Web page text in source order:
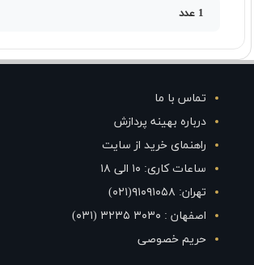
1 عدد
تماس با ما
درباره بهینه پردازش
راهنمای خرید از سایت
ساعات کاری: ۱۰ الی ۱۸
تهران: ۹۱۰۹۱۰۵۸(۰۲۱)
اصفهان : ۳۰۳۰ ۳۲۳۵ (۰۳۱)
حریم خصوصی